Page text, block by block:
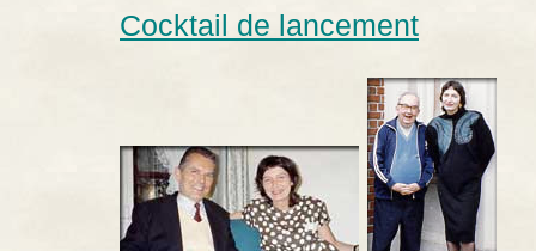
Cocktail de lancement